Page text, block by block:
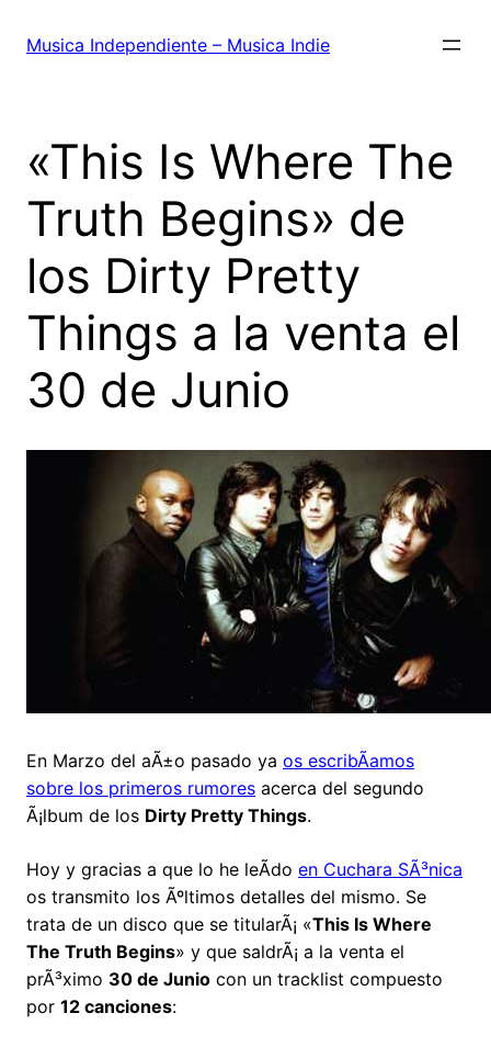
Musica Independiente – Musica Indie
«This Is Where The
Truth Begins» de
los Dirty Pretty
Things a la venta el
30 de Junio
En Marzo del aÃ±o pasado ya os escribÃ­amos
sobre los primeros rumores acerca del segundo
Ã¡lbum de los Dirty Pretty Things.
Hoy y gracias a que lo he leÃ­do en Cuchara SÃ³nica
os transmito los Ãºltimos detalles del mismo. Se
trata de un disco que se titularÃ¡ «This Is Where
The Truth Begins» y que saldrÃ¡ a la venta el
prÃ³ximo 30 de Junio con un tracklist compuesto
por 12 canciones: